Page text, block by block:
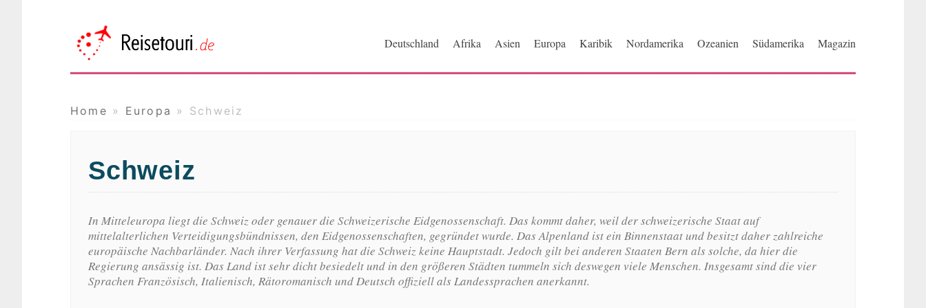
Deutschland Afrika Asien Europa Karibik Nordamerika Ozeanien Südamerika Magazin
Home » Europa » Schweiz
Schweiz
In Mitteleuropa liegt die Schweiz oder genauer die Schweizerische Eidgenossenschaft. Das kommt daher, weil der schweizerische Staat auf
mittelalterlichen Verteidigungsbündnissen, den Eidgenossenschaften, gegründet wurde. Das Alpenland ist ein Binnenstaat und besitzt daher zahlreiche
europäische Nachbarländer. Nach ihrer Verfassung hat die Schweiz keine Hauptstadt. Jedoch gilt bei anderen Staaten Bern als solche, da hier die
Regierung ansässig ist. Das Land ist sehr dicht besiedelt und in den größeren Städten tummeln sich deswegen viele Menschen. Insgesamt sind die vier
Sprachen Französisch, Italienisch, Rätoromanisch und Deutsch offiziell als Landessprachen anerkannt.